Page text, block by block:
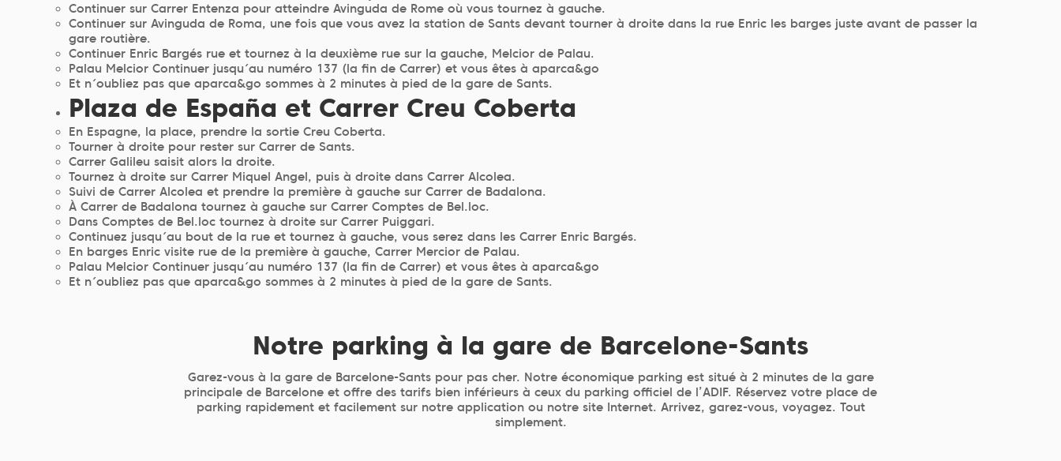
Continuer sur Carrer Entenza pour atteindre Avinguda de Rome où vous tournez à gauche.
Continuer sur Avinguda de Roma, une fois que vous avez la station de Sants devant tourner à droite dans la rue Enric les barges juste avant de passer la
gare routière.
Continuer Enric Bargés rue et tournez à la deuxième rue sur la gauche, Melcior de Palau.
Palau Melcior Continuer jusqu´au numéro 137 (la fin de Carrer) et vous êtes à aparca&go
Et n´oubliez pas que aparca&go sommes à 2 minutes à pied de la gare de Sants.
Plaza de España et Carrer Creu Coberta
En Espagne, la place, prendre la sortie Creu Coberta.
Tourner à droite pour rester sur Carrer de Sants.
Carrer Galileu saisit alors la droite.
Tournez à droite sur Carrer Miquel Angel, puis à droite dans Carrer Alcolea.
Suivi de Carrer Alcolea et prendre la première à gauche sur Carrer de Badalona.
À Carrer de Badalona tournez à gauche sur Carrer Comptes de Bel.loc.
Dans Comptes de Bel.loc tournez à droite sur Carrer Puiggari.
Continuez jusqu´au bout de la rue et tournez à gauche, vous serez dans les Carrer Enric Bargés.
En barges Enric visite rue de la première à gauche, Carrer Mercior de Palau.
Palau Melcior Continuer jusqu´au numéro 137 (la fin de Carrer) et vous êtes à aparca&go
Et n´oubliez pas que aparca&go sommes à 2 minutes à pied de la gare de Sants.
Notre parking à la gare de Barcelone-Sants
Garez-vous à la gare de Barcelone-Sants pour pas cher. Notre économique parking est situé à 2 minutes de la gare
principale de Barcelone et offre des tarifs bien inférieurs à ceux du parking officiel de l’ADIF. Réservez votre place de
parking rapidement et facilement sur notre application ou notre site Internet. Arrivez, garez-vous, voyagez. Tout
simplement.